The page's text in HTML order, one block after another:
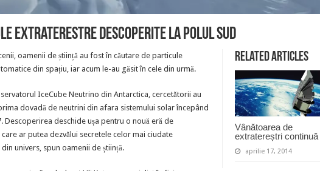
extraterestre descoperite la Polul Sud
Related Articles
Vânătoarea de
extratereștri continuă
aprilie 17, 2014
oamenii de știință au fost în căutare de particule
din spațiu, iar acum le-au găsit în cele din urmă.
IceCube Neutrino din Antarctica, cercetătorii au
dovadă de neutrini din afara sistemului solar începând
Descoperirea deschide ușa pentru o nouă eră de
ar putea dezvălui secretele celor mai ciudate
univers, spun oamenii de știință.